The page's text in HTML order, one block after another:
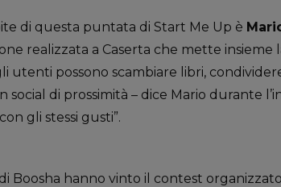
di questa puntata di Start Me Up è
realizzata a Caserta che mette insieme
utenti possono scambiare libri,
social di prossimità – dice Mario durante
gli stessi gusti”.
Boosha hanno vinto il contest